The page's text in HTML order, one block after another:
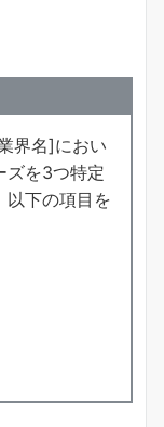
界名]におい
ズを3つ特定
以下の項目を